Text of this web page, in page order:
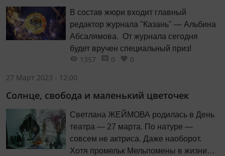
В состав жюри входит главный
редактор журнала "Казань" — Альбина
Абсалямова. От журнала сегодня
будет вручен специальный приз!
1357 0
0
27 Март 2023 - 12:00
Солнце, свобода и маленький цветочек
Светлана ЖЕЙМОВА родилась в День
театра — 27 марта. По натуре —
совсем не актриса. Даже наоборот.
Хотя промельк Мельпомены в жизни